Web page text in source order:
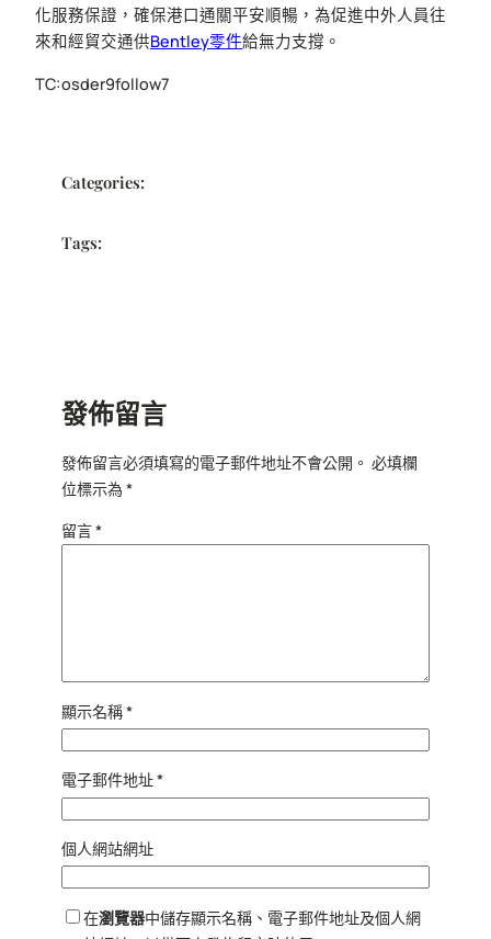
化服務保證，確保港口通關平安順暢，為促進中外人員往
來和經貿交通供Bentley零件給無力支撐。
TC:osder9follow7
Categories:
Tags:
發佈留言
發佈留言必須填寫的電子郵件地址不會公開。 必填欄
位標示為*
留言*
顯示名稱*
電子郵件地址*
個人網站網址
在瀏覽器中儲存顯示名稱、電子郵件地址及個人網